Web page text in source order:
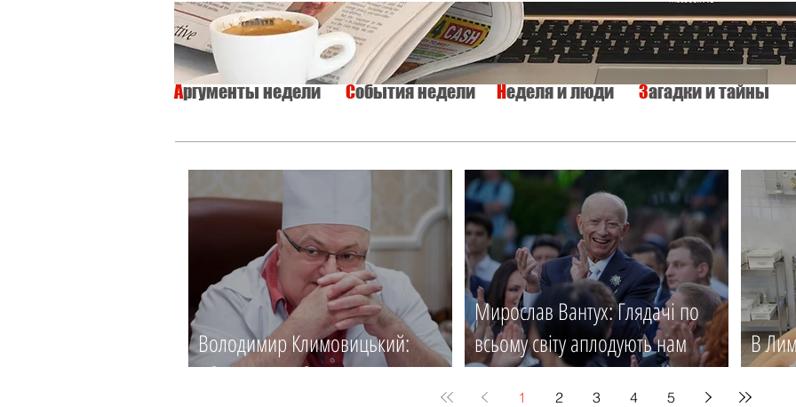
Аргументы неделиСобытия неделиНеделя и людиЗагадки и тайны
Володимир Климовицький:
Зберегти, щоб повернутися
Мирослав Вантух: Глядачі по
всьому світу аплодують нам
стоячи
В
мед.
1 2 3 4 5